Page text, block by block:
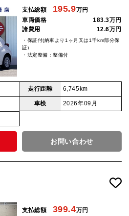
支払総額 195.9万円
車両価格
183.3万円
諸費用
12.6万円
・保証付(納車より1ヶ月又は1千km部分保
証)
・法定整備：整備付
走行距離 6,745km
車検 2026年09月
お問い合わせ
支払総額 399.4万円